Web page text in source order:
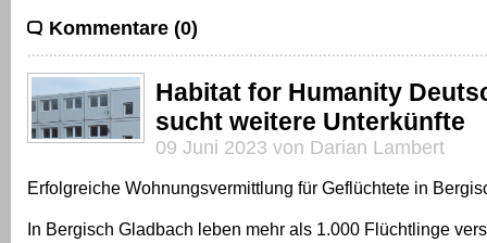
Kommentare (0)
Habitat for Humanity
sucht weitere Unterkünfte
09 Juni 2023 von Darian Lambert
Erfolgreiche Wohnungsvermittlung für Geflüchtete in
In Bergisch Gladbach leben mehr als 1.000 Flüchtlinge